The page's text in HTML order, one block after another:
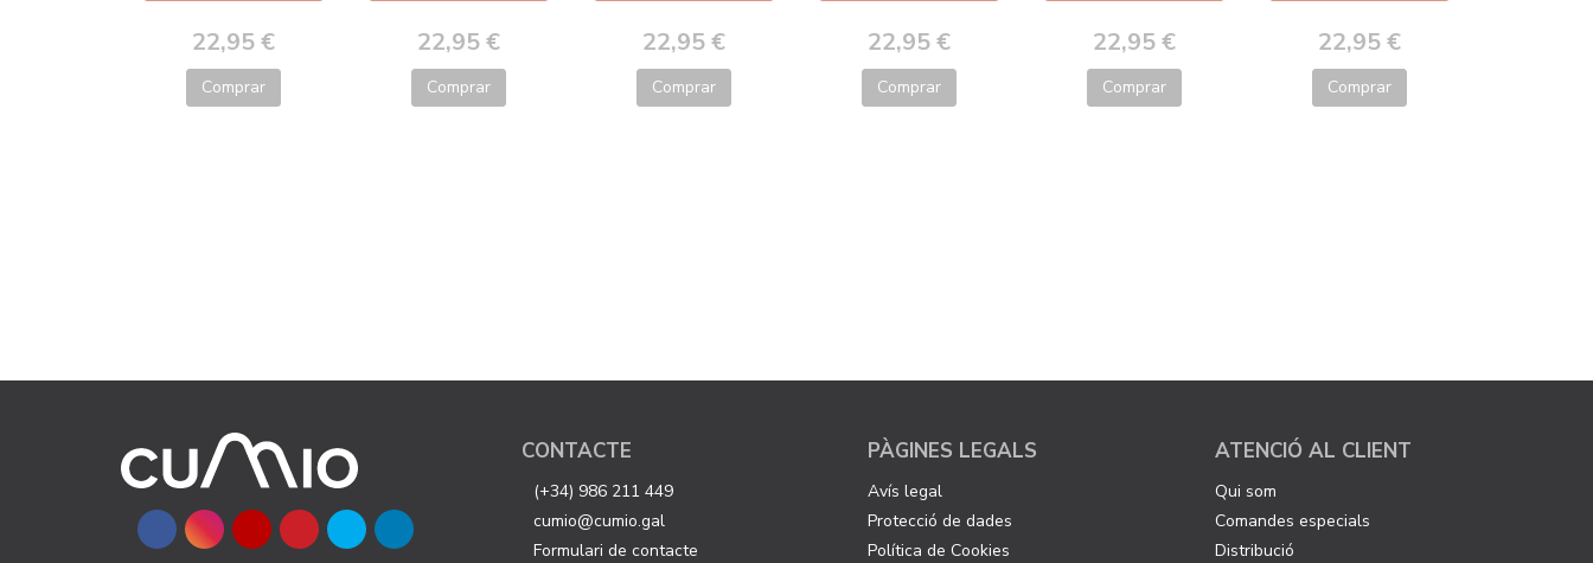
22,95 €
Comprar
22,95 €
Comprar
22,95 €
Comprar
22,95 €
Comprar
22,95 €
Comprar
22,95 €
Comprar
CONTACTE
(+34) 986 211 449
cumio@cumio.gal
Formulari de contacte
PÀGINES LEGALS
Avís legal
Protecció de dades
Política de Cookies
ATENCIÓ AL CLIENT
Qui som
Comandes especials
Distribució